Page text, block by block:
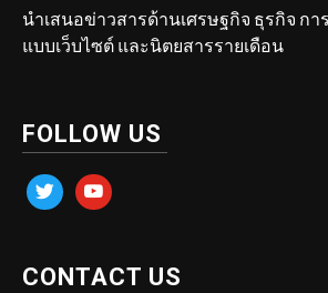
นำเสนอข่าวสารด้านเศรษฐกิจ ธุรกิจ กา
แบบเว็บไซต์ และนิตยสารรายเดือน
FOLLOW US
twitter youtube
CONTACT US